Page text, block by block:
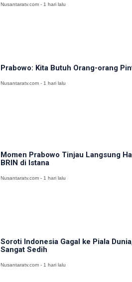
Nusantaratv.com - 1 hari lalu
Prabowo: Kita Butuh Orang-orang
Nusantaratv.com - 1 hari lalu
Momen Prabowo Tinjau Langsung
BRIN di Istana
Nusantaratv.com - 1 hari lalu
Soroti Indonesia Gagal ke Piala
Sangat Sedih
Nusantaratv.com - 1 hari lalu